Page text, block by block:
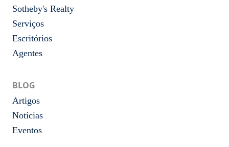
Sotheby's Realty
Serviços
Escritórios
Agentes
BLOG
Artigos
Notícias
Eventos